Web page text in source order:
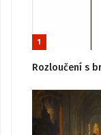
1
Rozloučení s